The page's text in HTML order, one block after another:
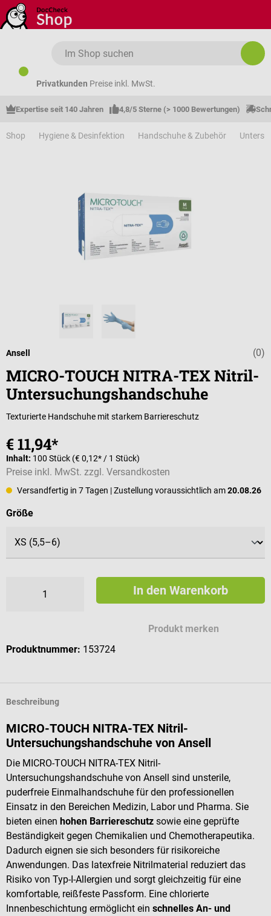
Zum Hauptinhalt springen
Privatkunden Preise inkl. MwSt.
Expertise seit 140 Jahren 4,8/5 Sterne (> 1000 Bewertungen)
Shop Hygiene & Desinfektion Handschuhe & Zubehör
(0)
Ansell
MICRO-TOUCH NITRA-TEX Nitril-
Untersuchungshandschuhe
Texturierte Handschuhe mit starkem Barriereschutz
€ 11,94*
Inhalt: 100 Stück (€ 0,12* / 1 Stück)
Preise inkl. MwSt. zzgl. Versandkosten
Versandfertig in 7 Tagen | Zustellung voraussichtlich am20.08.26
Größeauswählen
In den Warenkorb
Produkt merken
Produktnummer: 153724
Beschreibung
MICRO-TOUCH NITRA-TEX Nitril-
Untersuchungshandschuhe von Ansell
Die MICRO-TOUCH NITRA-TEX Nitril-
Untersuchungshandschuhe von Ansell sind unsterile,
puderfreie Einmalhandschuhe für den professionellen
Einsatz in den Bereichen Medizin, Labor und Pharma. Sie
bieten einen hohen Barriereschutz sowie eine geprüfte
Beständigkeit gegen Chemikalien und Chemotherapeutika.
Dadurch eignen sie sich besonders für risikoreiche
Anwendungen. Das latexfreie Nitrilmaterial reduziert das
Risiko von Typ-I-Allergien und sorgt gleichzeitig für eine
komfortable, reißfeste Passform. Eine chlorierte
Innenbeschichtung ermöglicht ein schnelles An- und